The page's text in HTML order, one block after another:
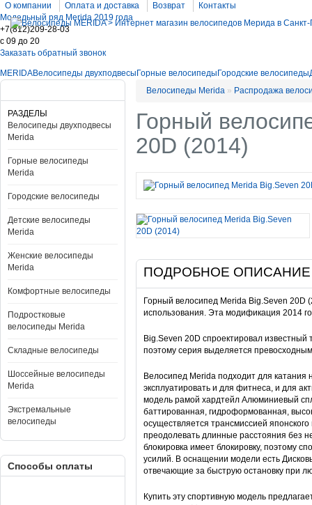
О компании Оплата и доставка Возврат
Контакты
Модельный ряд Merida 2019 года
+7(812)209-28-03
c 09 до 20
Заказать обратный звонок
MERIDAВелосипеды двухподвесы Горные велосипеды Городские велосипеды
РАЗДЕЛЫ
Велосипеды двухподвесы
Merida
Горные велосипеды
Merida
Городские велосипеды
Детские велосипеды
Merida
Женские велосипеды
Merida
Комфортные велосипеды
Подростковые
велосипеды Merida
Складные велосипеды
Шоссейные велосипеды
Merida
Экстремальные
велосипеды
Способы оплаты
Велосипеды Merida » Распродажа
Горный
20D (2014)
ПОДРОБНОЕ ОПИСАНИЕ
Горный велосипед Merida Big.Seven 20D
использования. Эта модификация 2014
Big.Seven 20D спроектировал
поэтому серия выделяется
Велосипед Merida подходит для катания
эксплуатировать и для фитнеса, и для
модель рамой хардтейл Алюминиевый
баттированная, гидроформованная,
осуществляется трансмиссией
преодолевать длинные расстояния без
блокировка имеет блокировку, поэтому
усилий. В оснащении модели есть
отвечающие за быструю остановку при
Купить эту спортивную модель